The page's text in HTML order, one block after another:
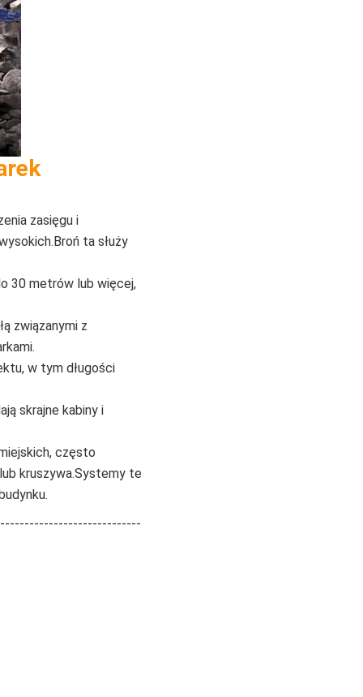
zasięgu i
ta służy
30 metrów lub więcej,
związanymi z
w tym długości
skrajne kabiny i
często
kruszywa.Systemy te